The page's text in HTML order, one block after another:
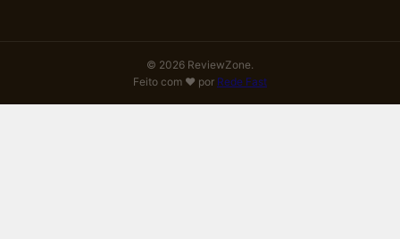
© 2026 ReviewZone.
Feito com ❤️ por Rede Fast